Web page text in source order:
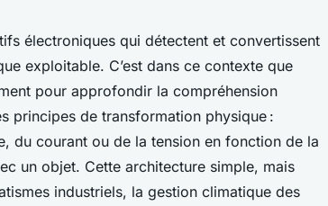
électroniques qui détectent et convertissent
exploitable. C’est dans ce contexte que
pour approfondir la compréhension
principes de transformation physique :
du courant ou de la tension en fonction de la
un objet. Cette architecture simple, mais
industriels, la gestion climatique des